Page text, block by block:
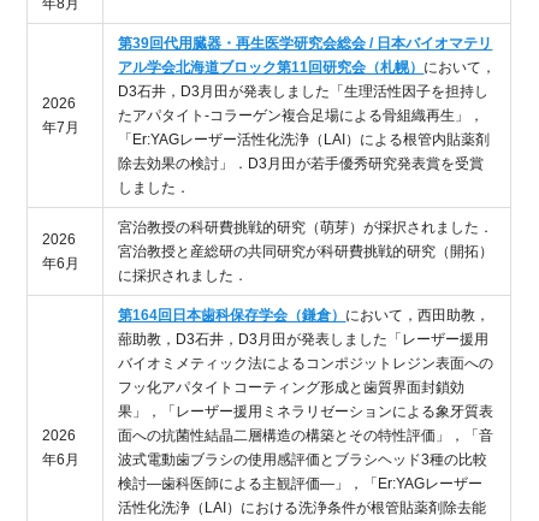
年8月
2026
年7月
第39回代用臓器・再生医学研究会総会 / 日本バイオマテリ
アル学会北海道ブロック第11回研究会（札幌） において，
D3石井，D3月田が発表しました「生理活性因子を担持し
たアパタイト-コラーゲン複合足場による骨組織再生」，
「Er:YAGレーザー活性化洗浄（LAI）による根管内貼薬剤
除去効果の検討」．D3月田が若手優秀研究発表賞を受賞
しました．
2026
年6月
宮治教授の科研費挑戦的研究（萌芽）が採択されました．
宮治教授と産総研の共同研究が科研費挑戦的研究（開拓）
に採択されました．
2026
年6月
第164回日本歯科保存学会（鎌倉） において，西田助教，
蔀助教，D3石井，D3月田が発表しました「レーザー援用
バイオミメティック法によるコンポジットレジン表面への
フッ化アパタイトコーティング形成と歯質界面封鎖効
果」，「レーザー援用ミネラリゼーションによる象牙質表
面への抗菌性結晶二層構造の構築とその特性評価」，「音
波式電動歯ブラシの使用感評価とブラシヘッド3種の比較
検討―歯科医師による主観評価―」，「Er:YAGレーザー
活性化洗浄（LAI）における洗浄条件が根管貼薬剤除去能